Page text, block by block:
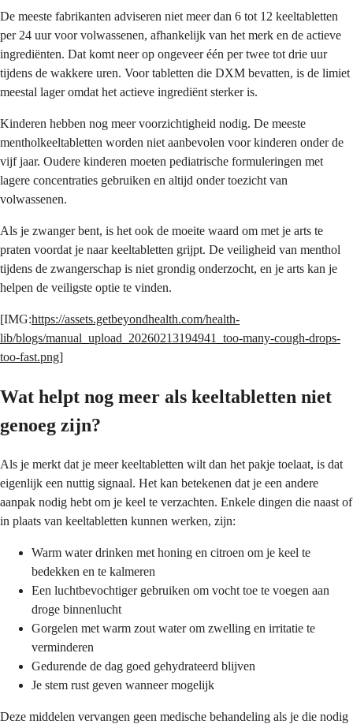
De meeste fabrikanten adviseren niet meer dan 6 tot 12 keeltabletten
per 24 uur voor volwassenen, afhankelijk van het merk en de actieve
ingrediënten. Dat komt neer op ongeveer één per twee tot drie uur
tijdens de wakkere uren. Voor tabletten die DXM bevatten, is de limiet
meestal lager omdat het actieve ingrediënt sterker is.
Kinderen hebben nog meer voorzichtigheid nodig. De meeste
mentholkeeltabletten worden niet aanbevolen voor kinderen onder de
vijf jaar. Oudere kinderen moeten pediatrische formuleringen met
lagere concentraties gebruiken en altijd onder toezicht van
volwassenen.
Als je zwanger bent, is het ook de moeite waard om met je arts te
praten voordat je naar keeltabletten grijpt. De veiligheid van menthol
tijdens de zwangerschap is niet grondig onderzocht, en je arts kan je
helpen de veiligste optie te vinden.
[IMG:https://assets.getbeyondhealth.com/health-
lib/blogs/manual_upload_20260213194941_too-many-cough-drops-
too-fast.png]
Wat helpt nog meer als keeltabletten niet
genoeg zijn?
Als je merkt dat je meer keeltabletten wilt dan het pakje toelaat, is dat
eigenlijk een nuttig signaal. Het kan betekenen dat je een andere
aanpak nodig hebt om je keel te verzachten. Enkele dingen die naast of
in plaats van keeltabletten kunnen werken, zijn:
Warm water drinken met honing en citroen om je keel te
bedekken en te kalmeren
Een luchtbevochtiger gebruiken om vocht toe te voegen aan
droge binnenlucht
Gorgelen met warm zout water om zwelling en irritatie te
verminderen
Gedurende de dag goed gehydrateerd blijven
Je stem rust geven wanneer mogelijk
Deze middelen vervangen geen medische behandeling als je die nodig